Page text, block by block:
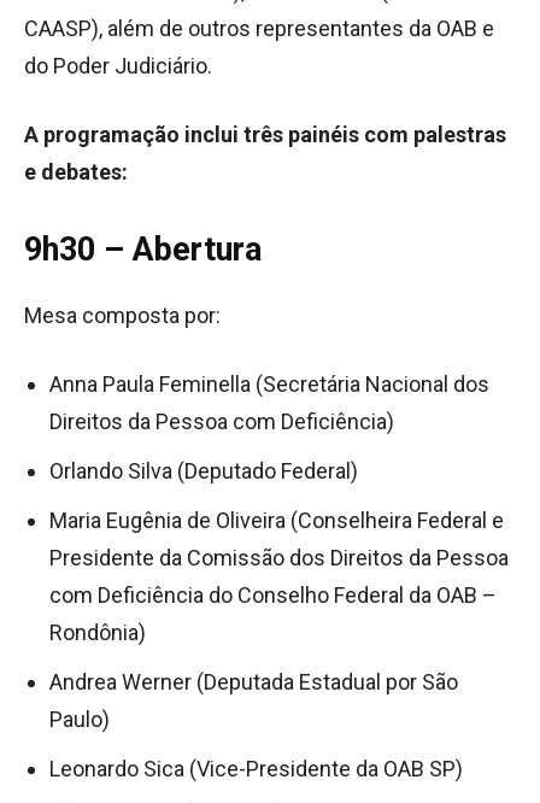
CAASP), além de outros representantes da OAB e
do Poder Judiciário.
A programação inclui três painéis com palestras
e debates:
9h30 – Abertura
Mesa composta por:
Anna Paula Feminella (Secretária Nacional dos
Direitos da Pessoa com Deficiência)
Orlando Silva (Deputado Federal)
Maria Eugênia de Oliveira (Conselheira Federal e
Presidente da Comissão dos Direitos da Pessoa
com Deficiência do Conselho Federal da OAB –
Rondônia)
Andrea Werner (Deputada Estadual por São
Paulo)
Leonardo Sica (Vice-Presidente da OAB SP)